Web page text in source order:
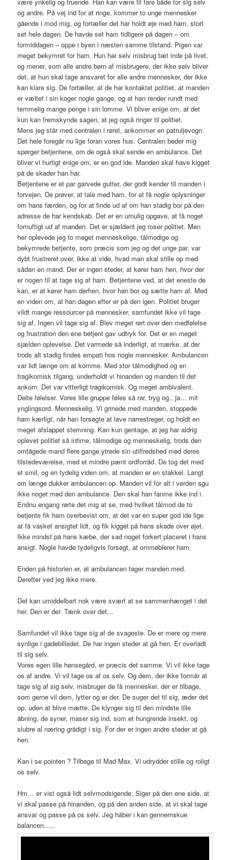
og andre. På vej ind for at ringe, kommer to unge mennesker
gående i mod mig, og fortæller det har holdt øje med ham, stort
set hele dagen. De havde set ham tidligere på dagen – om
formiddagen – oppe i byen i næsten samme tilstand. Pigen var
meget bekymret for ham. Hun har selv misbrug tæt inde på livet,
og mener, som alle andre børn af misbrugere, der ikke selv bliver
det, at hun skal tage ansvaret for alle andre mennesker, der ikke
kan klare sig. De fortæller, at de har kontaktet politiet, at manden
er væltet i sin koger nogle gange, og at han render rundt med
temmelig mange penge i sin lomme. Vi bliver enige om, at det
kun kan fremskynde sagen, at jeg også ringer til politiet.
Mens jeg står med centralen i røret, ankommer en patruljevogn.
Det hele foregår nu lige foran vores hus. Centralen beder mig
spørger betjentene, om de også skal sende en ambulance. Det
bliver vi hurtigt enige om, er en god ide. Manden skal have kigget
på de skader han har.
Betjentene er et par garvede gutter, der godt kender til manden i
forvejen. De prøver, at tale med ham, for at få nogle oplysninger
om hans færden, og for at finde ud af om han stadig bor på den
adresse de har kendskab. Det er en umulig opgave, at få noget
fornuftigt ud af manden. Det er sjældent jeg roser politiet. Men
her oplevede jeg to meget menneskelige, tålmodige og
bekymrede betjente, som præcis som jeg og det unge par, var
dybt frustreret over, ikke at vide, hvad man skal stille op med
sådan en mand. Der er ingen steder, at kører ham hen, hvor der
er nogen til at tage sig af ham. Betjentene ved, at det eneste de
kan, er at kører ham derhen, hvor han bor og sætte ham af. Med
en viden om, at han dagen efter er på den igen. Politiet bruger
vildt mange ressourcer på mennesker, samfundet ikke vil tage
sig af. Ingen vil tage sig af. Blev meget rørt over den medfølelse
og frustration den ene betjent gav udtryk for. Det er en meget
sjælden oplevelse. Det varmede så inderligt, at mærke, at der
trods alt stadig findes empati hos nogle mennesker. Ambulancen
var lidt længe om at komme. Med stor tålmodighed og en
tragikomisk tilgang, underholdt vi hinanden og manden til det
ankom. Det var vitterligt tragikomisk. Og meget ambivalent.
Delte følelser. Vores lille gruppe føles så rar, tryg og.. ja… mit
ynglingsord. Menneskelig. Vi grinede med manden, stoppede
ham kærligt, når han forsøgte at lave narrestreger, og holdt en
meget afslappet stemning. Kan kun gentage, at jeg har aldrig
oplevet politiet så intime, tålmodige og menneskelig, trods den
omtågede mand flere gange ytrede sin utilfredshed med deres
tilstedeværelse, med et mindre pænt ordforråd. De tog det med
et smil, og en tydelig viden om, at manden er en stakkel. Langt
om længe dukker ambulancen op. Manden vil for alt i verden sgu
ikke noget med den ambulance. Den skal han fanme ikke ind i.
Endnu engang rørte det mig at se, med hvilket tålmod de to
betjente fik ham overbevist om, at det var en super god ide lige
at få vasket ansigtet lidt, og fik kigget på hans skade over øjet.
Ikke mindst på hans kæbe, der sad noget forkert placeret i hans
ansigt. Nogle havde tydeligvis forsøgt, at ommøblerer ham.
Enden på historien er, at ambulancen tager manden med.
Derefter ved jeg ikke mere.
Det kan umiddelbart nok være svært at se sammenhænget i det
her. Den er der. Tænk over det…
Samfundet vil ikke tage sig af de svageste. De er mere og mere
synlige i gadebilledet. De har ingen steder at gå hen. Er overladt
til sig selv.
Vores egen lille hønsegård, er præcis det samme. Vi vil ikke tage
os af andre. Vi vil tage os af os selv. Og dem, der ikke formår at
tage sig af sig selv, misbruger de få mennesker, der er tilbage,
som gerne vil dem, lytter og er der. De suger det til sig, æder det
op, uden at blive mætte. De klynger sig til den mindste lille
åbning, de syner, maser sig ind, som et hungrende insekt, og
slubre al næring grådigt i sig. For der er ingen andre steder at gå
hen.
Kan i se pointen ? Tilbage til Mad Max. Vi udrydder stille og roligt
os selv.
Hm… er vist også lidt selvmodsigende. Siger på den ene side, at
vi skal passe på hinanden, og på den anden side, at vi skal tage
ansvar og passe på os selv. Jeg håber i kan gennemskue
balancen…..